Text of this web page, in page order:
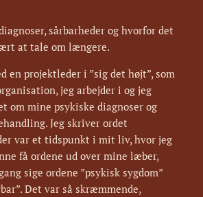
sårbarheder og hvorfor det
at tale om længere.
en projektleder i ”sig det højt”, som
jeg arbejder i og jeg
om mine psykiske diagnoser og
Jeg skriver ordet
var et tidspunkt i mit liv, hvor jeg
få ordene ud over mine læber,
sige ordene ”psykisk sygdom”
Det var så skræmmende,